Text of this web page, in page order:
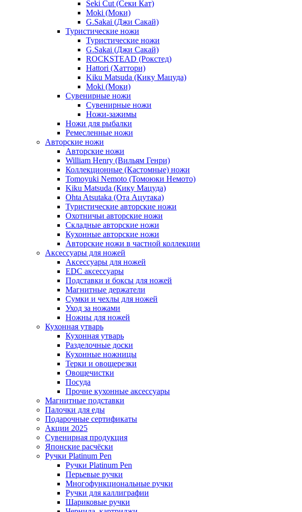
Seki Cut (Секи Кат)
Moki (Моки)
G.Sakai (Джи Сакай)
Туристические ножи
Туристические ножи
G.Sakai (Джи Сакай)
ROCKSTEAD (Рокстед)
Hattori (Хаттори)
Kiku Matsuda (Кику Мацуда)
Moki (Моки)
Сувенирные ножи
Сувенирные ножи
Ножи-зажимы
Ножи для рыбалки
Ремесленные ножи
Авторские ножи
Авторские ножи
William Henry (Вильям Генри)
Коллекционные (Кастомные) ножи
Tomoyuki Nemoto (Томоюки Немото)
Kiku Matsuda (Кику Мацуда)
Ohta Atsutaka (Ота Ацутака)
Туристические авторские ножи
Охотничьи авторские ножи
Складные авторские ножи
Кухонные авторские ножи
Авторские ножи в частной коллекции
Аксессуары для ножей
Аксессуары для ножей
EDC аксессуары
Подставки и боксы для ножей
Магнитные держатели
Сумки и чехлы для ножей
Уход за ножами
Ножны для ножей
Кухонная утварь
Кухонная утварь
Разделочные доски
Кухонные ножницы
Терки и овощерезки
Овощечистки
Посуда
Прочие кухонные аксессуары
Магнитные подставки
Палочки для еды
Подарочные сертификаты
Акции 2025
Сувенирная продукция
Японские расчёски
Ручки Platinum Pen
Ручки Platinum Pen
Перьевые ручки
Многофункциональные ручки
Ручки для каллиграфии
Шариковые ручки